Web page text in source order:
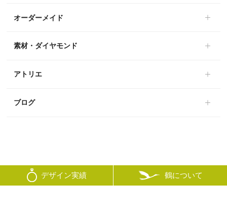
デザイン実績 鶴について
オーダーメイド
素材・ダイヤモンド
アトリエ
ブログ